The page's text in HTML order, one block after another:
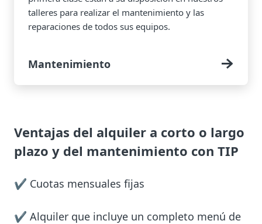
talleres para realizar el mantenimiento y las
reparaciones de todos sus equipos.
Mantenimiento
Ventajas del alquiler a corto o largo
plazo y del mantenimiento con TIP
✔ Cuotas mensuales fijas
✔ Alquiler que incluye un completo menú de